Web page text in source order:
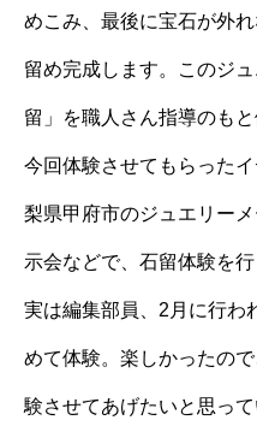
めこみ、最後に宝石が外
留め完成します。このジ
留」を職人さん指導のも
今回体験させてもらった
梨県甲府市のジュエリー
示会などで、石留体験を行
実は編集部員、2月に行わ
めて体験。楽しかったの
験させてあげたいと思っ